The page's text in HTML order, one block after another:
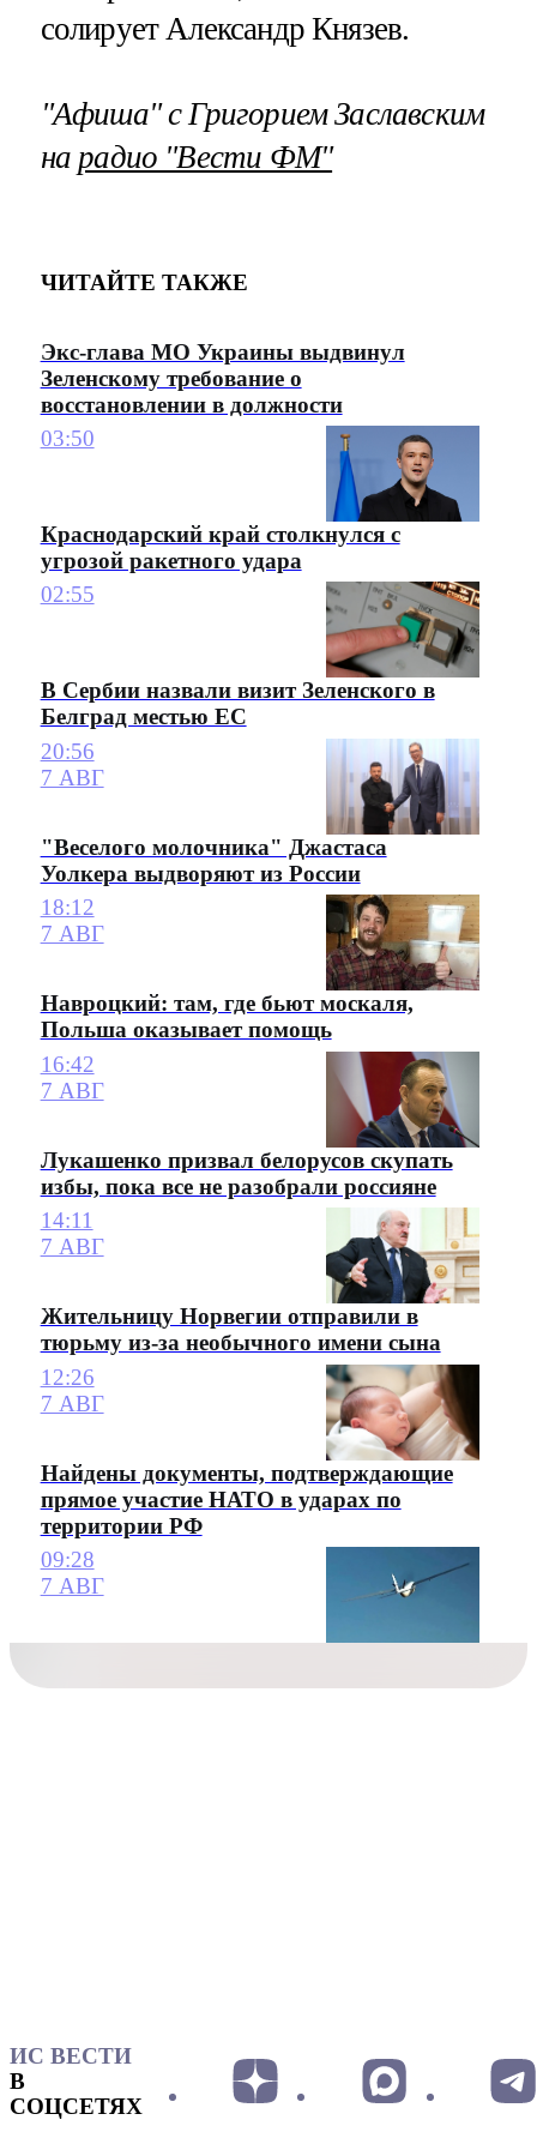
солирует Александр Князев.
"Афиша" с Григорием Заславским
на радио "Вести ФМ"
ЧИТАЙТЕ ТАКЖЕ
Экс-глава МО Украины выдвинул
Зеленскому требование о
восстановлении в должности
03:50
Краснодарский край столкнулся с
угрозой ракетного удара
02:55
В Сербии назвали визит Зеленского в
Белград местью ЕС
20:56
7 АВГ
"Веселого молочника" Джастаса
Уолкера выдворяют из России
18:12
7 АВГ
Навроцкий: там, где бьют москаля,
Польша оказывает помощь
16:42
7 АВГ
Лукашенко призвал белорусов скупать
избы, пока все не разобрали россияне
14:11
7 АВГ
Жительницу Норвегии отправили в
тюрьму из-за необычного имени сына
12:26
7 АВГ
Найдены документы, подтверждающие
прямое участие НАТО в ударах по
территории РФ
09:28
7 АВГ
ИС ВЕСТИ
В
СОЦСЕТЯХ